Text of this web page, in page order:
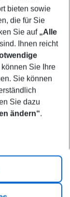
bieten sowie
die für Sie
Sie auf „Alle
Ihnen reicht
können Sie Ihre
Sie können
Sie dazu
ändern“.